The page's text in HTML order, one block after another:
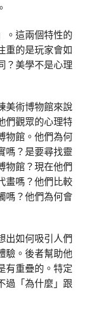
。這兩個特性的
重的是玩家會如
？美學不是心理
美術博物館來說
們觀眾的心理特
物館。他們為何
嗎？是要尋找靈
物館？現在他們
畫嗎？他們比較
嗎？他們為何會
出如何吸引人們
驗。後者幫助他
有重疊的。特定
過「為什麼」跟